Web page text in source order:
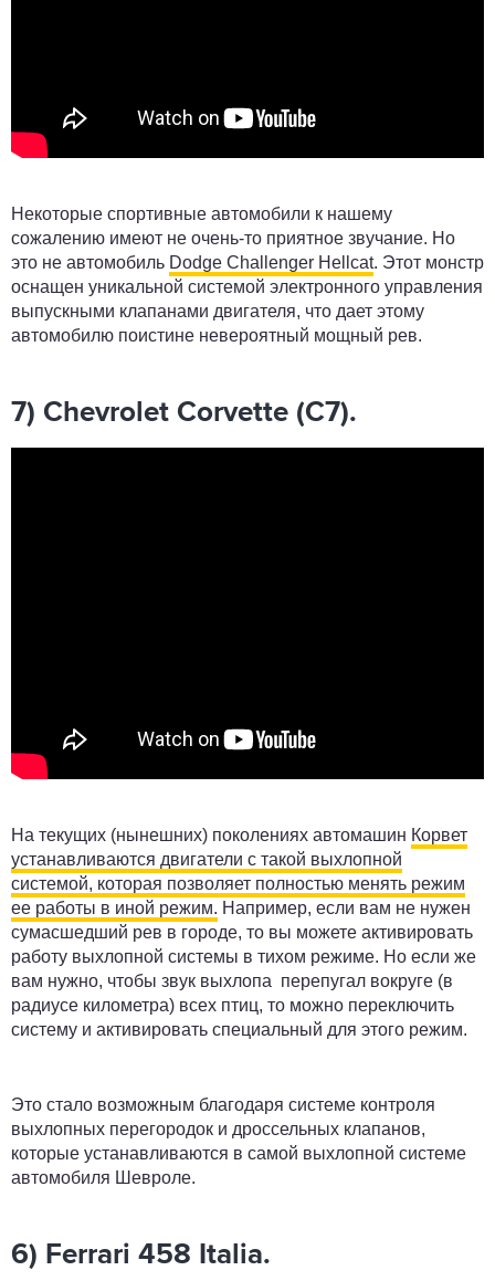
Некоторые спортивные автомобили к нашему
сожалению имеют не очень-то приятное звучание. Но
это не автомобиль Dodge Challenger Hellcat. Этот монстр
оснащен уникальной системой электронного управления
выпускными клапанами двигателя, что дает этому
автомобилю поистине невероятный мощный рев.
7) Chevrolet Corvette (С7).
На текущих (нынешних) поколениях автомашин Корвет
устанавливаются двигатели с такой выхлопной
системой, которая позволяет полностью менять режим
ее работы в иной режим. Например, если вам не нужен
сумасшедший рев в городе, то вы можете активировать
работу выхлопной системы в тихом режиме. Но если же
вам нужно, чтобы звук выхлопа перепугал вокруге (в
радиусе километра) всех птиц, то можно переключить
систему и активировать специальный для этого режим.
Это стало возможным благодаря системе контроля
выхлопных перегородок и дроссельных клапанов,
которые устанавливаются в самой выхлопной системе
автомобиля Шевроле.
6) Ferrari 458 Italia.